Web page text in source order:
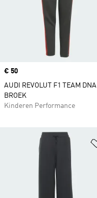
Price
€ 50
AUDI REVOLUT F1 TEAM DNA
BROEK
Kinderen Performance